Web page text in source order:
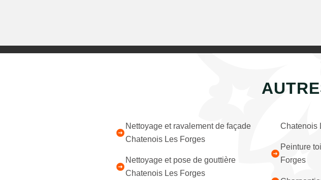
Nettoyage et ravalement de façade
Chatenois Les Forges
Nettoyage et pose de gouttière
Chatenois Les Forges
Chatenois
Peinture
Forges